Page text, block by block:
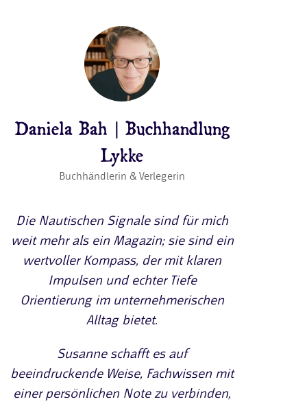
Daniela Bah | Buchhandlung
Lykke
Buchhändlerin & Verlegerin
Die Nautischen Signale sind für mich
weit mehr als ein Magazin; sie sind ein
wertvoller Kompass, der mit klaren
Impulsen und echter Tiefe
Orientierung im unternehmerischen
Alltag bietet.
Susanne schafft es auf
beeindruckende Weise, Fachwissen mit
einer persönlichen Note zu verbinden,